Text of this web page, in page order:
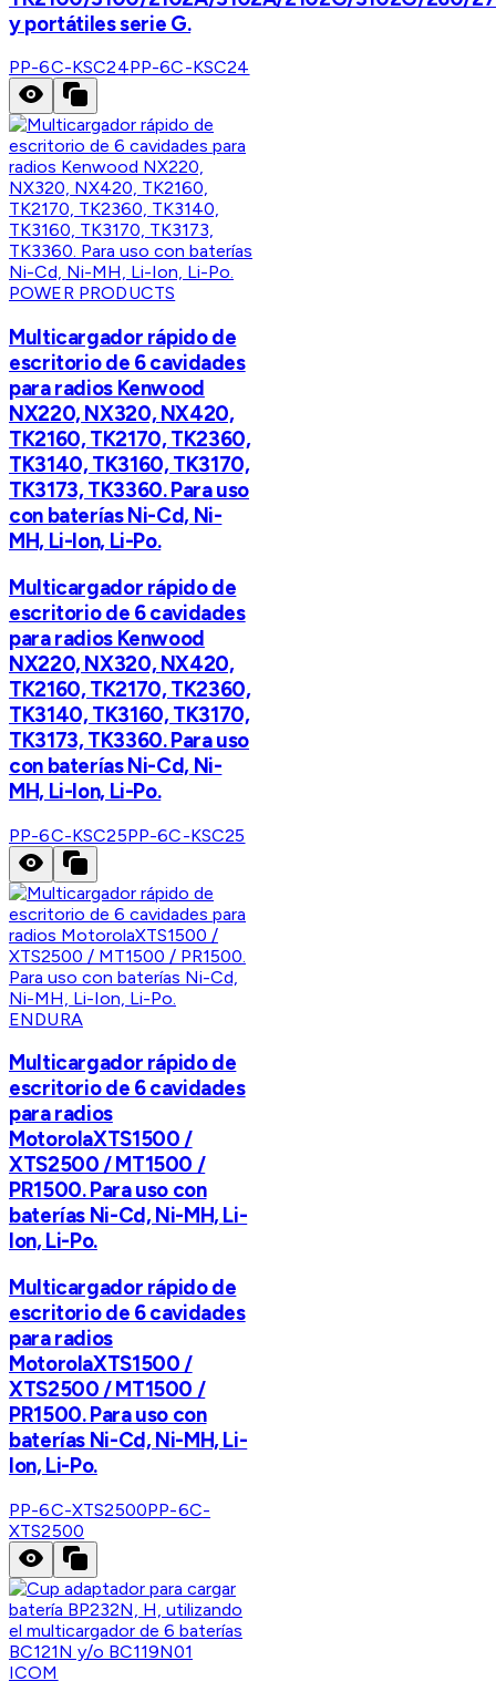
y portátiles serie G.
PP-6C-KSC24PP-6C-KSC24
POWER PRODUCTS
Multicargador rápido de
escritorio de 6 cavidades
para radios Kenwood
NX220, NX320, NX420,
TK2160, TK2170, TK2360,
TK3140, TK3160, TK3170,
TK3173, TK3360. Para uso
con baterías Ni-Cd, Ni-
MH, Li-Ion, Li-Po.
Multicargador rápido de
escritorio de 6 cavidades
para radios Kenwood
NX220, NX320, NX420,
TK2160, TK2170, TK2360,
TK3140, TK3160, TK3170,
TK3173, TK3360. Para uso
con baterías Ni-Cd, Ni-
MH, Li-Ion, Li-Po.
PP-6C-KSC25PP-6C-KSC25
ENDURA
Multicargador rápido de
escritorio de 6 cavidades
para radios
MotorolaXTS1500 /
XTS2500 / MT1500 /
PR1500. Para uso con
baterías Ni-Cd, Ni-MH, Li-
Ion, Li-Po.
Multicargador rápido de
escritorio de 6 cavidades
para radios
MotorolaXTS1500 /
XTS2500 / MT1500 /
PR1500. Para uso con
baterías Ni-Cd, Ni-MH, Li-
Ion, Li-Po.
PP-6C-XTS2500PP-6C-
XTS2500
ICOM